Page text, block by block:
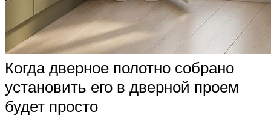
Когда дверное полотно собрано
установить его в дверной проем
будет просто